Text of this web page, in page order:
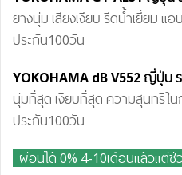
ยางนุ่ม เสียงเงียบ รีดน้ำเยี่ยม แ
ประกัน100วัน
YOKOHAMA dB V552 ญี่ปุ่น
นุ่มที่สุด เงียบที่สุด ความสุนทรีใ
ประกัน100วัน
ผ่อนได้0% 4-10เดือนแล้วแต่ช่